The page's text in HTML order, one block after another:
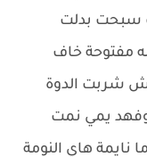
سبحت بدلت
مفتوحة خاف
شربت الدوة
يمي نمت